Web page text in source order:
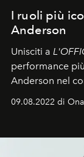
I ruoli più
Anderson
Unisciti a
performance
Anderson nel
09.08.2022 di